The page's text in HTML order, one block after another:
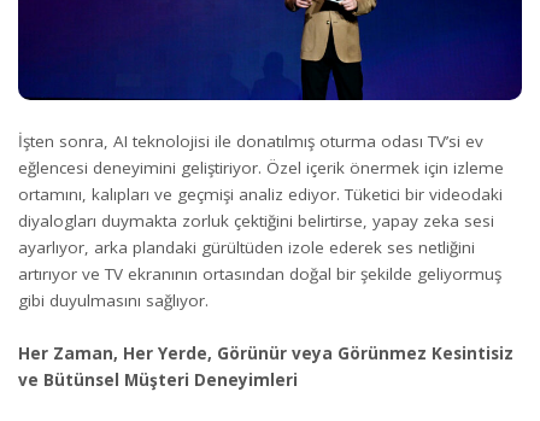
İşten sonra, AI teknolojisi ile donatılmış oturma odası TV’si ev
eğlencesi deneyimini geliştiriyor. Özel içerik önermek için izleme
ortamını, kalıpları ve geçmişi analiz ediyor. Tüketici bir videodaki
diyalogları duymakta zorluk çektiğini belirtirse, yapay zeka sesi
ayarlıyor, arka plandaki gürültüden izole ederek ses netliğini
artırıyor ve TV ekranının ortasından doğal bir şekilde geliyormuş
gibi duyulmasını sağlıyor.
Her Zaman, Her Yerde, Görünür veya Görünmez Kesintisiz
ve Bütünsel Müşteri Deneyimleri